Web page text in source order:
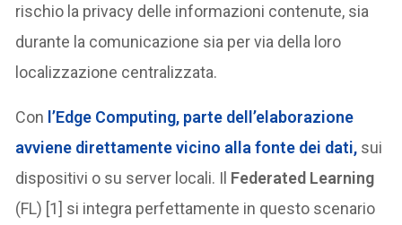
rischio la privacy delle informazioni contenute, sia
durante la comunicazione sia per via della loro
localizzazione centralizzata.
Con l’Edge Computing, parte dell’elaborazione
avviene direttamente vicino alla fonte dei dati, sui
dispositivi o su server locali. Il Federated Learning
(FL) [1] si integra perfettamente in questo scenario